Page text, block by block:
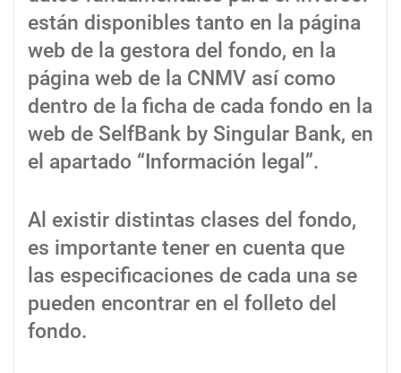
están disponibles tanto en la página
web de la gestora del fondo, en la
página web de la CNMV así como
dentro de la ficha de cada fondo en la
web de SelfBank by Singular Bank, en
el apartado “Información legal”.
Al existir distintas clases del fondo,
es importante tener en cuenta que
las especificaciones de cada una se
pueden encontrar en el folleto del
fondo.